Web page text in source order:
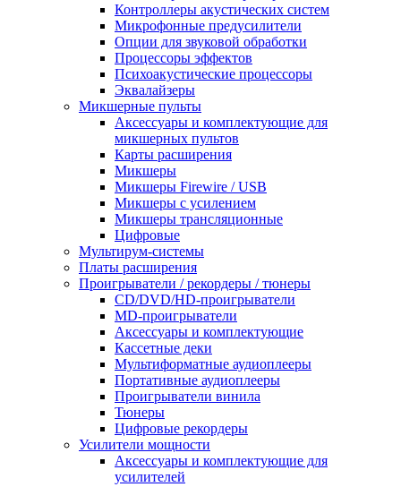
Контроллеры акустических систем
Микрофонные предусилители
Опции для звуковой обработки
Процессоры эффектов
Психоакустические процессоры
Эквалайзеры
Микшерные пульты
Аксессуары и комплектующие для
микшерных пультов
Карты расширения
Микшеры
Микшеры Firewire / USB
Микшеры с усилением
Микшеры трансляционные
Цифровые
Мультирум-системы
Платы расширения
Проигрыватели / рекордеры / тюнеры
CD/DVD/HD-проигрыватели
MD-проигрыватели
Аксессуары и комплектующие
Кассетные деки
Мультиформатные аудиоплееры
Портативные аудиоплееры
Проигрыватели винила
Тюнеры
Цифровые рекордеры
Усилители мощности
Аксессуары и комплектующие для
усилителей